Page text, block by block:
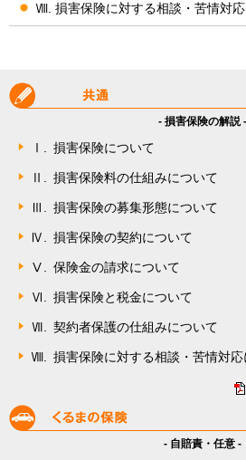
Ⅷ. 損害保険に対する相談・苦情対
- 損害保険の解説 -
Ⅰ. 損害保険について
Ⅱ. 損害保険料の仕組みについて
Ⅲ. 損害保険の募集形態について
Ⅳ. 損害保険の契約について
Ⅴ. 保険金の請求について
Ⅵ. 損害保険と税金について
Ⅶ. 契約者保護の仕組みについて
Ⅷ. 損害保険に対する相談・苦情対応
- 自賠責・任意 -